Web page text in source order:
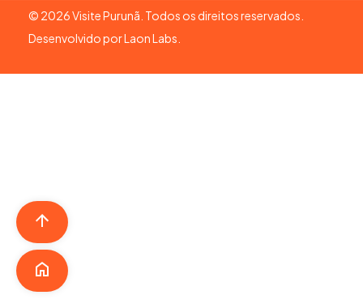
© 2026Visite Purunã. Todos os direitos reservados.
Desenvolvido porLaon Labs